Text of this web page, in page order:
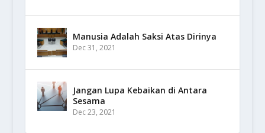
Manusia Adalah Saksi Atas Dirinya
Dec 31, 2021
Jangan Lupa Kebaikan di Antara
Sesama
Dec 23, 2021